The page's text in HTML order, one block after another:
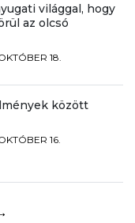
világgal, hogy
az olcsó
18.
között
16.